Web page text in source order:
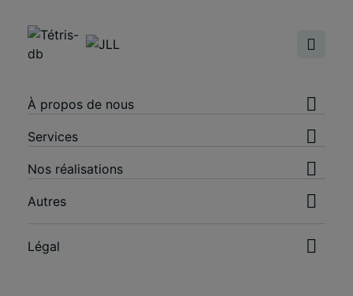
À propos de nous
Services
Nos réalisations
Autres
Légal